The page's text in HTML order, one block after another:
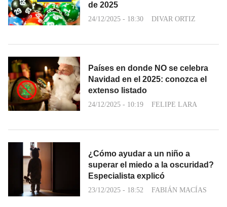
de 2025
24/12/2025 - 18:30 DIVAR ORTIZ
Países en donde NO se celebra
Navidad en el 2025: conozca el
extenso listado
24/12/2025 - 10:19 FELIPE LARA
¿Cómo ayudar a un niño a
superar el miedo a la oscuridad?
Especialista explicó
23/12/2025 - 18:52 FABIÁN MACÍAS